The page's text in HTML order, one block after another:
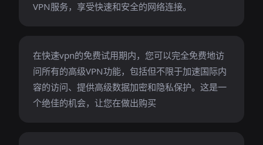
VPN服务，享受快速和安全的网络连接。
在快速vpn的免费试用期内，您可以完全免费地访
问所有的高级VPN功能，包括但不限于加速国际内
容的访问、提供高级数据加密和隐私保护。这是一
个绝佳的机会，让您在做出购买